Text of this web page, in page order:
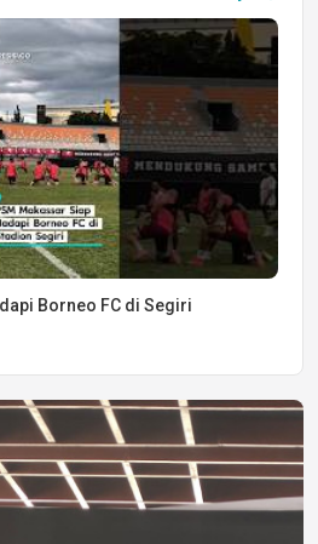
Borneo FC di Segiri